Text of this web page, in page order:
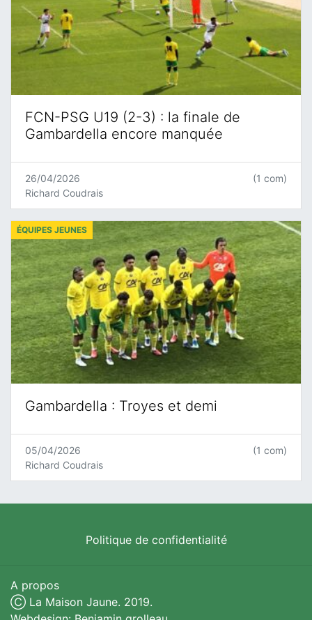
FCN-PSG U19 (2-3) : la finale de
Gambardella encore manquée
26/04/2026
Richard Coudrais
(1 com)
Gambardella : Troyes et demi
ÉQUIPES JEUNES
05/04/2026
Richard Coudrais
(1 com)
Politique de confidentialité
A propos
Ⓒ La Maison Jaune. 2019.